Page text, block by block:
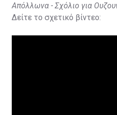
Απόλλωνα - Σχόλιο για
Δείτε το σχετικό βίντεο: